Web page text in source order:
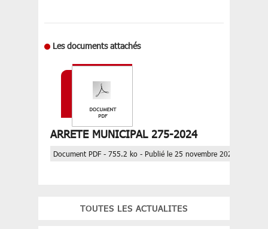
Les documents attachés
ARRETE MUNICIPAL 275-2024
Document PDF - 755.2 ko - Publié le 25 novembre 2024
TOUTES LES ACTUALITES